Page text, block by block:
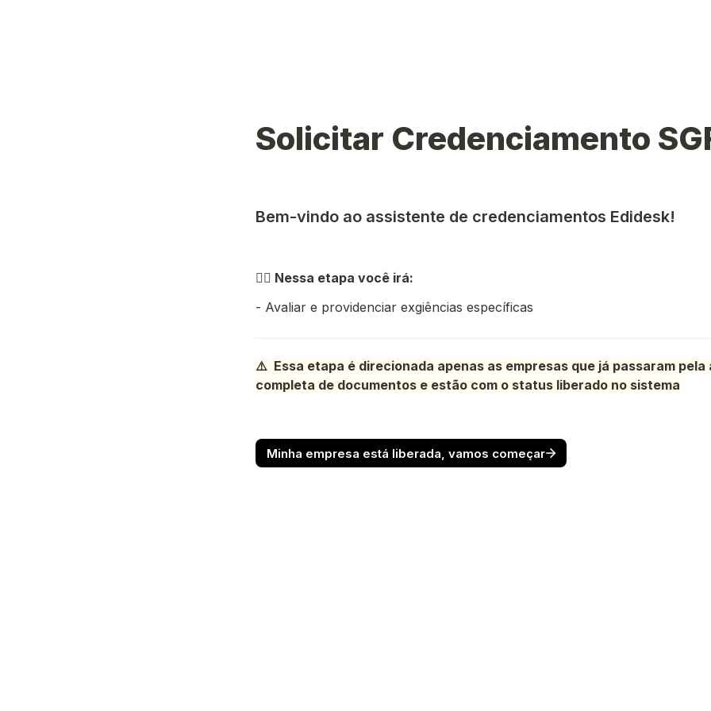
Solicitar Credenciamento
Bem-vindo ao assistente de credenciamentos Edidesk!
👉🏼 Nessa etapa você irá:
- Avaliar e providenciar exgiências específicas
⚠️  Essa etapa é direcionada apenas as empresas que já passaram pela
completa de documentos e estão com o status liberado no sistema
Minha empresa está liberada, vamos começar